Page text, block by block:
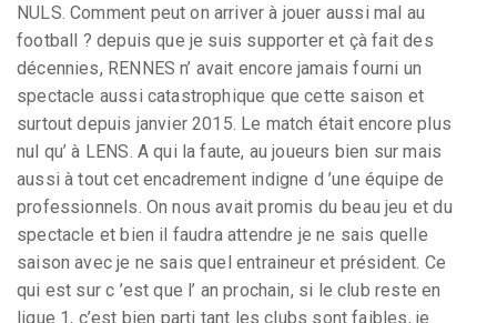
NULS. Comment peut on arriver à jouer aussi mal au
football ? depuis que je suis supporter et çà fait des
décennies, RENNES n’ avait encore jamais fourni un
spectacle aussi catastrophique que cette saison et
surtout depuis janvier 2015. Le match était encore plus
nul qu’ à LENS. A qui la faute, au joueurs bien sur mais
aussi à tout cet encadrement indigne d ’une équipe de
professionnels. On nous avait promis du beau jeu et du
spectacle et bien il faudra attendre je ne sais quelle
saison avec je ne sais quel entraineur et président. Ce
qui est sur c ’est que l’ an prochain, si le club reste en
ligue 1, c’est bien parti tant les clubs sont faibles, je